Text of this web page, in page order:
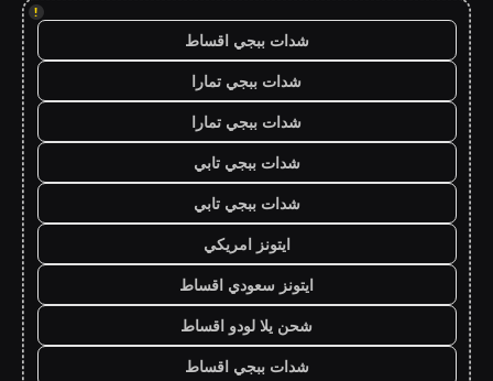
!
شدات ببجي اقساط
شدات ببجي تمارا
شدات ببجي تمارا
شدات ببجي تابي
شدات ببجي تابي
ايتونز امريكي
ايتونز سعودي اقساط
شحن يلا لودو اقساط
شدات ببجي اقساط